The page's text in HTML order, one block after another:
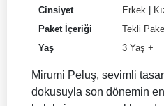
Cinsiyet Erkek |
Paket İçeriği
Tekli
Yaş
3 Yaş +
Mirumi Peluş, sevimli
dokusuyla son dönemin